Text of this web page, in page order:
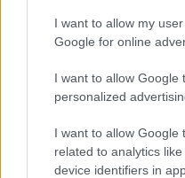
I want to allow my
Google for online
I want to allow Google
personalized
I want to allow Google
related to analytics
device identifiers in